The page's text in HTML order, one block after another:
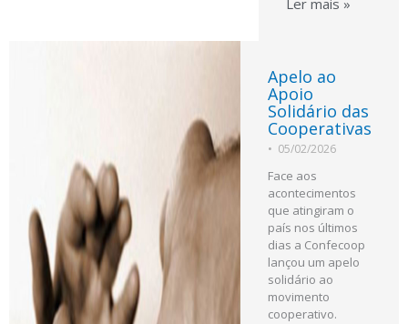
Apelo ao
Apoio
Solidário das
Cooperativas
• 05/02/2026
Face aos
acontecimentos
que atingiram o
país nos últimos
dias a Confecoop
lançou um apelo
solidário ao
movimento
cooperativo.